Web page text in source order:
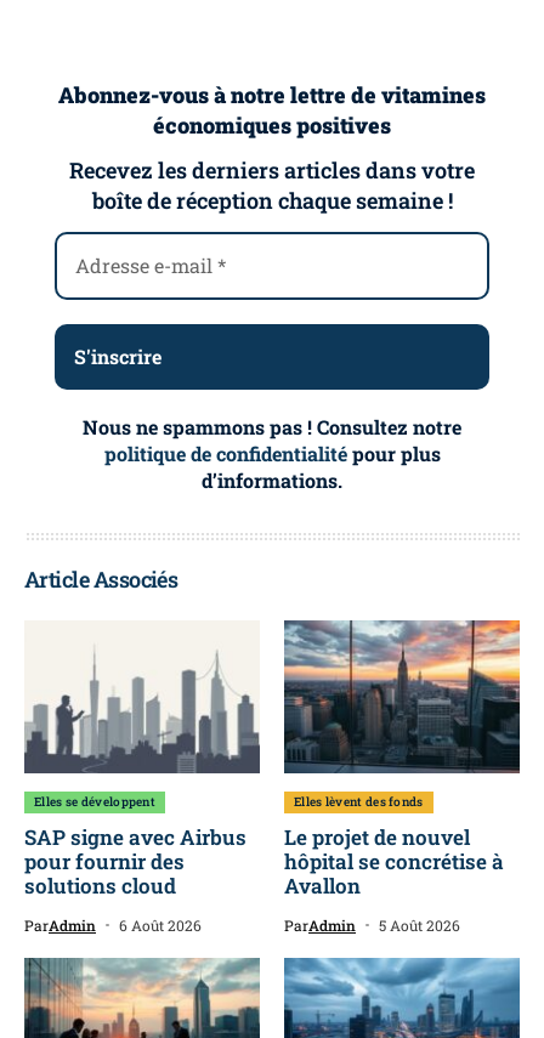
Abonnez-vous à notre lettre de vitamines
économiques positives
Recevez les derniers articles dans votre
boîte de réception chaque semaine !
Nous ne spammons pas ! Consultez notre
politique de confidentialitépour plus
d’informations.
Article Associés
Elles se développent
SAP signe avec Airbus
pour fournir des
solutions cloud
ParAdmin 6 Août 2026
Elles lèvent des fonds
Le projet de nouvel
hôpital se concrétise à
Avallon
ParAdmin 5 Août 2026